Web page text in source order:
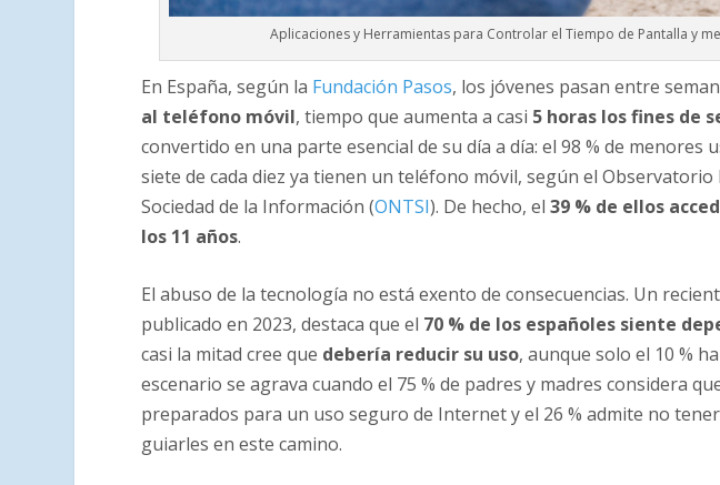
Aplicaciones y Herramientas para Controlar el Tiempo de Pantalla y
En España, según la Fundación Pasos, los jóvenes pasan entre
al teléfono móvil, tiempo que aumenta a casi 5 horas los fines de
convertido en una parte esencial de su día a día: el 98 % de
siete de cada diez ya tienen un teléfono móvil, según el
Sociedad de la Información (ONTSI). De hecho, el39 % de ellos
los 11 años.
El abuso de la tecnología no está exento de consecuencias. Un
publicado en 2023, destaca que el 70 % de los españoles siente
casi la mitad cree que debería reducir su uso, aunque solo el 10 %
escenario se agrava cuando el 75 % de padres y madres considera
preparados para un uso seguro de Internet y el 26 % admite no
guiarles en este camino.